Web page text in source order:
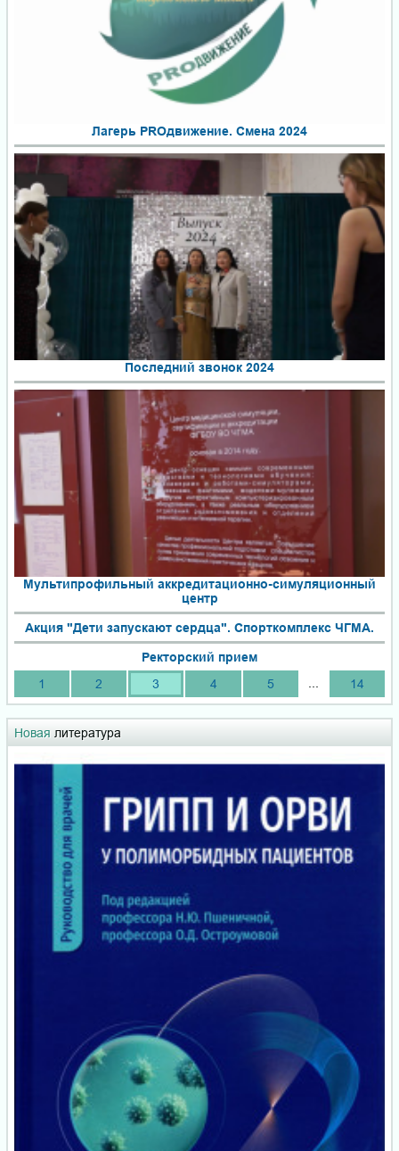
Лагерь PROдвижение. Смена 2024
Последний звонок 2024
Мультипрофильный аккредитационно-симуляционный
центр
Акция "Дети запускают сердца". Спорткомплекс ЧГМА.
Ректорский прием
1
2 3 4 5 14
Новая литература